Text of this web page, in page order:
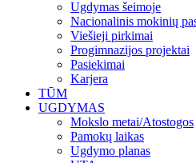
Ugdymas šeimoje
Nacionalinis mokinių
Viešieji pirkimai
Progimnazijos projektai
Pasiekimai
Karjera
TŪM
UGDYMAS
Mokslo metai/Atostogos
Pamokų laikas
Ugdymo planas